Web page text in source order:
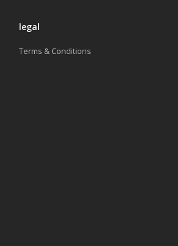
legal
Terms & Conditions